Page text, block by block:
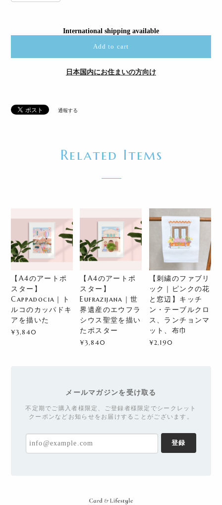
International shipping available
Add to cart
日本国内にお住まいの方向け
通報する
Related Items
【A4のアートポ
スター】
Cappadocia｜ト
ルコのカッパドキ
アを描いた
¥3,840
【A4のアートポ
スター】
Eufrazijana｜世
界遺産のエウフラ
シウス聖堂を描い
たポスター
¥3,840
【刺繍のファブリ
ック｜ピンクの花
と窓辺】キッチ
ン・テーブルクロ
ス、ランチョンマ
ット、布巾
¥2,190
メールマガジンを受け取る
不定期でご購入者様限定、ご登録者様限定でシークレット
クーポンなどお知らせをお届けすることがございます。
登録